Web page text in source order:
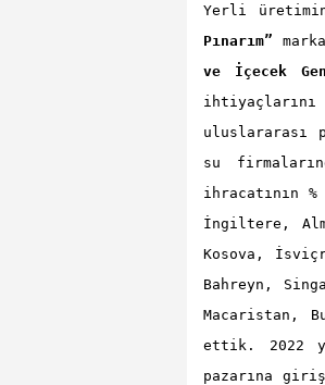
Yerli
Pınarım”
ve İçecek
uluslararası
su
ihracatının
İngiltere,
Kosova,
Bahreyn,
Macaristan,
ettik. 2022
pazarına